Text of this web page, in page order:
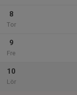
8
Tor
9
Fre
10
Lör